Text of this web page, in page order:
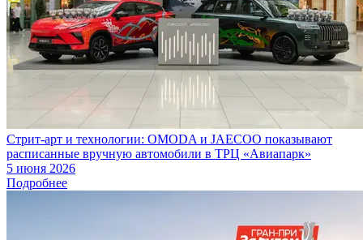
Стрит-арт и технологии: OMODA и JAECOO показывают
расписанные вручную автомобили в ТРЦ «Авиапарк»
5 июня 2026
Подробнее